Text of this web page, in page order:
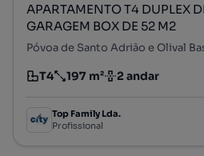
APARTAMENTO T4 DUPLEX
GARAGEM BOX DE 52 M2
Póvoa de Santo Adrião e Olival
Tipologia
T4
Preço por metro quadrado
197 m²
Andar 2 andar
Top Family Lda.
Profissional